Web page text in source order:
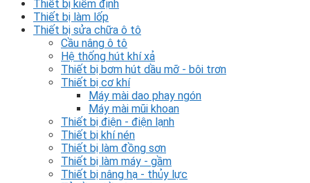
Thiết bị kiểm định
Thiết bị làm lốp
Thiết bị sửa chữa ô tô
Cầu nâng ô tô
Hệ thống hút khí xả
Thiết bị bơm hút dầu mỡ - bôi trơn
Thiết bị cơ khí
Máy mài dao phay ngón
Máy mài mũi khoan
Thiết bị điện - điện lạnh
Thiết bị khí nén
Thiết bị làm đồng sơn
Thiết bị làm máy - gầm
Thiết bị nâng hạ - thủy lực